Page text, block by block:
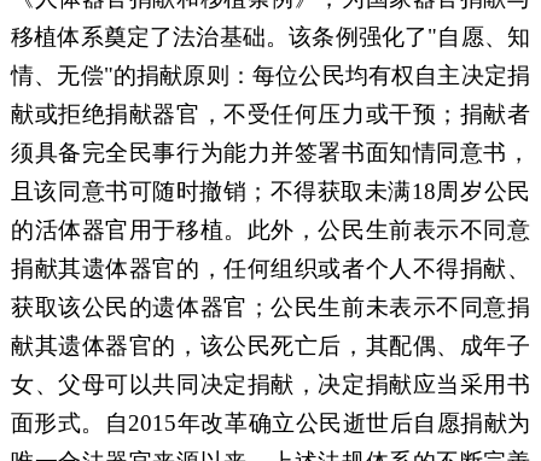
移植体系奠定了法治基础。该条例强化了"自愿、知
情、无偿"的捐献原则：每位公民均有权自主决定捐
献或拒绝捐献器官，不受任何压力或干预；捐献者
须具备完全民事行为能力并签署书面知情同意书，
且该同意书可随时撤销； 不得获取未满18周岁公民
的活体器官用于移植。此外，公民生前表示不同意
捐献其遗体器官的，任何组织或者个人不得捐献、
获取该公民的遗体器官； 公民生前未表示不同意捐
献其遗体器官的，该公民死亡后，其配偶、成年子
女、父母可以共同决定捐献，决定捐献应当采用书
面形式。自2015年改革确立公民逝世后自愿捐献为